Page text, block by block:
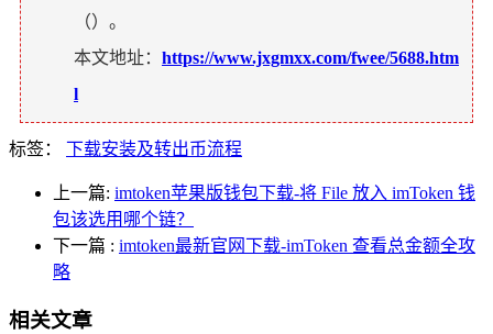
（）。
本文地址： https://www.jxgmxx.com/fwee/5688.htm
l
标签： 下载安装及转出币流程
上一篇: imtoken苹果版钱包下载-将 File 放入 imToken 钱
包该选用哪个链？
下一篇 : imtoken最新官网下载-imToken 查看总金额全攻
略
相关文章